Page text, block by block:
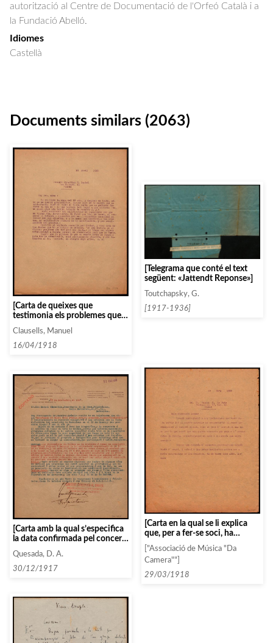
autorització al Centre de Documentació de l'Orfeó Català i a
la Fundació Abelló.
Idiomes
Castellà
Documents similars (2063)
[Carta de queixes que
testimonia els problemes que
amb les agències de concerts]
Clausells, Manuel
16/04/1918
[Telegrama que conté el text
següent: «Jattendt Reponse»]
Toutchapsky, G.
[1917-1936]
[Carta amb la qual s’especifica
la data confirmada pel concert
que falta confirmar el repertori
i que s’enviin les respectives
Quesada, D. A.
30/12/1917
[Carta en la qual se li explica
que, per a fer-se soci, ha
d’abonar la quantitat total dels
concerts passats de la
temporada actual]
["Associació de Música "Da
Camera""]
29/03/1918